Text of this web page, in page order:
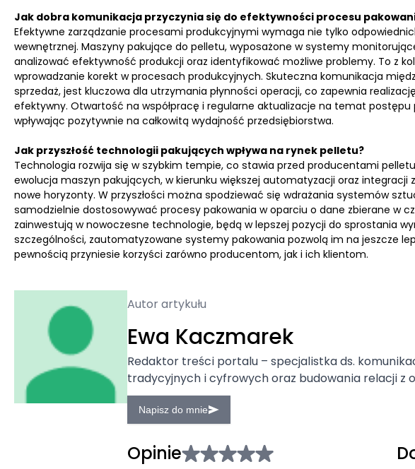
Jak dobra komunikacja przyczynia się do efektywności procesu
Efektywne zarządzanie procesami produkcyjnymi wymaga nie tylko
wewnętrznej. Maszyny pakujące do pelletu, wyposażone w systemy
analizować efektywność produkcji oraz identyfikować możliwe problemy. To z
wprowadzanie korekt w procesach produkcyjnych. Skuteczna komunikacja
sprzedaż, jest kluczowa dla utrzymania płynności operacji, co zapewnia
efektywny. Otwartość na współpracę i regularne aktualizacje na temat
wpływając pozytywnie na całkowitą wydajność przedsiębiorstwa.
Jak przyszłość technologii pakujących wpływa na rynek pelletu?
Technologia rozwija się w szybkim tempie, co stawia przed producentami
ewolucja maszyn pakujących, w kierunku większej automatyzacji oraz
nowe horyzonty. W przyszłości można spodziewać się wdrażania systemów
samodzielnie dostosowywać procesy pakowania w oparciu o dane zbierane w
zainwestują w nowoczesne technologie, będą w lepszej pozycji do sprostania
szczególności, zautomatyzowane systemy pakowania pozwolą im na jeszcze
pewnością przyniesie korzyści zarówno producentom, jak i ich klientom.
Autor artykułu
Ewa Kaczmarek
Redaktor treści portalu – specjalistka ds.
tradycyjnych i cyfrowych oraz budowania relacji z
Napisz do mnie
Opinie